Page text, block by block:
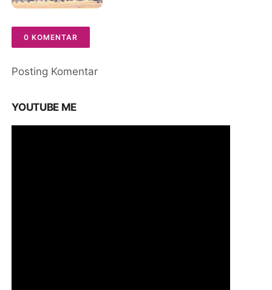
0 KOMENTAR
Posting Komentar
YOUTUBE ME